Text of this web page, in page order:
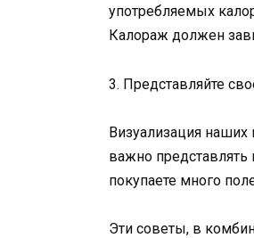
употребляемых
Калораж должен
3. Представляйте
Визуализация
важно
покупаете много
Эти советы, в